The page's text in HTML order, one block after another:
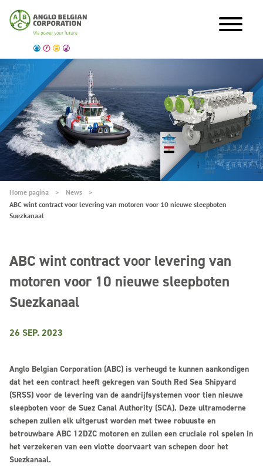
Home pagina
News
ABC wint contract voor levering van motoren voor 10 nieuwe sleepboten
Suezkanaal
ABC wint contract voor levering van
motoren voor 10 nieuwe sleepboten
Suezkanaal
26 SEP. 2023
Anglo Belgian Corporation (ABC) is verheugd te kunnen aankondigen
dat het een contract heeft gekregen van South Red Sea Shipyard
(SRSS) voor de levering van de aandrijfsystemen voor tien nieuwe
sleepboten voor de Suez Canal Authority (SCA). Deze ultramoderne
schepen zullen elk uitgerust worden met twee robuuste en
betrouwbare ABC 12DZC motoren en zullen een cruciale rol spelen in
het verzekeren van een vlotte doorvaart van schepen door het
Suezkanaal.